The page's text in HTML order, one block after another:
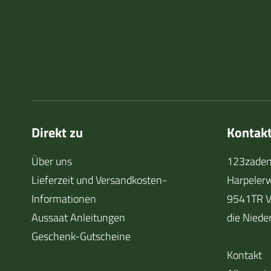
Direkt zu
Über uns
Lieferzeit und Versandkosten-
Informationen
Aussaat Anleitungen
Geschenk-Gutscheine
9541TR
die
Kontakt